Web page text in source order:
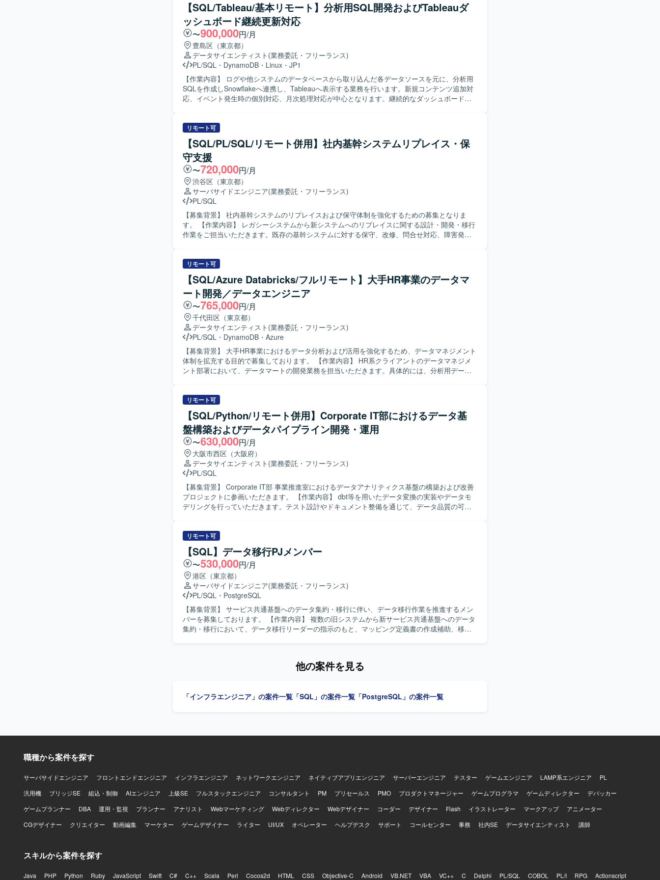
【SQL/Tableau/基本リモート】分析用SQL開発およびTableauダ
ッシュボード継続更新対応
〜900,000円/月
豊島区（東京都）
データサイエンティスト (業務委託・フリーランス)
PL/SQL ・ DynamoDB ・ Linux ・ JP1
【作業内容】 ログや他システムのデータベースから取り込んだ各データソースを元に、分析用
SQLを作成しSnowflakeへ連携し、Tableauへ表示する業務を行います。新規コンテンツ追加対
応、イベント発生時の個別対応、月次処理対応が中心となります。継続的なダッシュボード改
リモート可
【SQL/PL/SQL/リモート併用】社内基幹システムリプレイス・保
守支援
〜720,000円/月
渋谷区（東京都）
サーバサイドエンジニア(業務委託・フリーランス)
PL/SQL
【募集背景】 社内基幹システムのリプレイスおよび保守体制を強化するための募集となりま
す。 【作業内容】 レガシーシステムから新システムへのリプレイスに関する設計・開発・移行
作業をご担当いただきます。既存の基幹システムに対する保守、改修、問合せ対応、障害発生
連の作業をお願いいたします。 【求める人物像】 関係者と円滑にコミュニケーションを取りな
がら主体的に動いていただける方を求めております。既存システムの仕様を自らキャッチアッ
プし、課題に対して粘り強く対応できる方が望ましいです。 【ポジションの魅力】 基幹システ
ムのリプレイスおよび保守を通じて、上流から下流まで一貫した業務に携わることができま
す。長期的な保守・改善を通じて業務理解と技術力を同時に高めることができ、SQLやPL/SQL
を活用したシステム開発・保守の経験を深められます。 【開発環境】 SQLおよびPL/SQLを中
心とした基幹システム環境での開発・保守となります。Oracle関連技術を利用したシステムが
想定されます。
リモート可
【SQL/Azure Databricks/フルリモート】大手HR事業のデータマ
ート開発／データエンジニア
〜765,000円/月
千代田区（東京都）
データサイエンティスト (業務委託・フリーランス)
PL/SQL ・ DynamoDB ・ Azure
【募集背景】 大手HR事業におけるデータ分析および活用を強化するため、データマネジメント
体制を拡充する目的で募集しております。 【作業内容】 HR系クライアントのデータマネジメ
ント部署において、データマートの開発業務を担当いただきます。具体的には、分析用データ
ンにご担当いただきつつ、データ要件の定義や必要に応じた調査業務も一部お任せいたしま
す。 【求める人物像】 自らドメイン知識などの情報収集を行い、主体的にデータエンジニアと
しての業務を推進できる方を求めております。また、周囲と適切にコミュニケーションをとり
ながら抽象的な課題を整理し、解決に導くスタンスをお持ちの方が望ましいです。 【ポジショ
ンの魅力】 大手HR事業のデータ分析・活用プロジェクトに参画し、クラウドDWHや最新のデ
ータ基盤技術を用いたデータマート開発に携わることができます。多様なデータソースを扱う
環境で、大量データのハンドリングやワークフロー構築を通じて、データエンジニアとしての
専門性を高めることができるポジションです。 【開発環境】 インフラはAzureをメインに、
AWSやGoogle Cloudを利用しております。データベースとしてAzure Databricks、Amazon
Redshift、BigQueryを使用し、ワークフローにはAirflowおよびdbtを採用しております。コミュ
ニケーションにはOutlook、Teams、Slack、Backlogを利用しております。
リモート可
【SQL/Python/リモート併用】Corporate IT部におけるデータ基
盤構築およびデータパイプライン開発・運用
〜630,000円/月
大阪市西区（大阪府）
データサイエンティスト (業務委託・フリーランス)
PL/SQL
【募集背景】 Corporate IT部 事業推進室におけるデータアナリティクス基盤の構築および改善
プロジェクトに参画いただきます。 【作業内容】 dbt等を用いたデータ変換の実装やデータモ
デリングを行っていただきます。テスト設計やドキュメント整備を通じて、データ品質の可視
す。成果物のドキュメント化とチーム内へのナレッジ共有もご担当いただきます。 【求める人
物像】 指示を待つだけでなく自ら課題を発見して主体的に行動できる方を求めています。技術
面のみならず事業や業務プロセスへの理解にも強い関心を持てる方、チームや関係部署と丁寧
かつ円滑にコミュニケーションが取れる方にご活躍いただけます。 【ポジションの魅力】 デー
タアナリティクス基盤の構築から改善まで一貫して携わることができ、データ品質向上や標準
化を通じて全社的な意思決定を支える基盤づくりに貢献できるポジションです。dbtやETL／
ELTパイプラインの設計・実装を通じて、モダンなデータエンジニアリングの知見を深めること
ができます。 【開発環境】 dbtやSQL、Python等を用いたデータ変換およびパイプライン実装
を行います。クラウド環境でのデータ基盤構築・運用を行う可能性があります。
リモート可
【SQL】データ移行PJメンバー
〜530,000円/月
港区（東京都）
サーバサイドエンジニア(業務委託・フリーランス)
PL/SQL ・ PostgreSQL
【募集背景】 サービス共通基盤へのデータ集約・移行に伴い、データ移行作業を推進するメン
バーを募集しております。 【作業内容】 複数の旧システムから新サービス共通基盤へのデータ
集約・移行において、データ移行リーダーの指示のもと、マッピング定義書の作成補助、移行
き、データ抽出・変換・登録のためのSQLクエリの作成・修正、データクレンジング処理や変
ます。 移行タイムチャートに沿ったリハーサルおよび本番データ移行時のSQL実行作業、手順
つ、指示や仕様を踏まえて自律的にSQL実装や検証を進められる方が望ましいです。 【ポジシ
わることで、データ移行プロジェクト全体の流れを理解できるポジションです。 【開発環境】
他の案件を見る
「インフラエンジニア」の案件一覧 「SQL」の案件一覧 「PostgreSQL」の案件一覧
職種から案件を探す
サーバサイドエンジニア フロントエンドエンジニア インフラエンジニア ネットワークエンジニア ネイティブアプリエンジニア サーバーエンジニア テスター ゲームエンジニア LAMP系エンジニア
PL
汎用機
ブリッジSE 組込・制御 AIエンジニア 上級SE フルスタックエンジニア コンサルタント PM プリセールス PMO プロダクトマネージャー ゲームプログラマ ゲームディレクター
デバッカー
ゲームプランナー
DBA 運用・監視 プランナー アナリスト Webマーケティング Webディレクター Webデザイナー コーダー デザイナー Flash イラストレーター マークアップ
アニメーター
CGデザイナー
クリエイター 動画編集 マーケター ゲームデザイナー ライター UI/UX オペレーター ヘルプデスク サポート コールセンター 事務 社内SE データサイエンティスト 講師
スキルから案件を探す
Java PHP Python Ruby JavaScript Swift C# C++ Scala Perl Cocos2d HTML CSS Objective-C Android VB.NET VBA VC++ C Delphi PL/SQL COBOL PL/I RPG Actionscript